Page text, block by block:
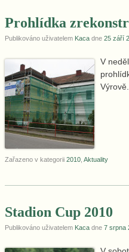
Prohlídka
Publikováno uživatelem Kaca dne 25 září
V
Výrově.
Zařazeno v kategorii 2010 Aktuality
Stadion Cup 2010
Publikováno uživatelem Kaca dne 7 srpna